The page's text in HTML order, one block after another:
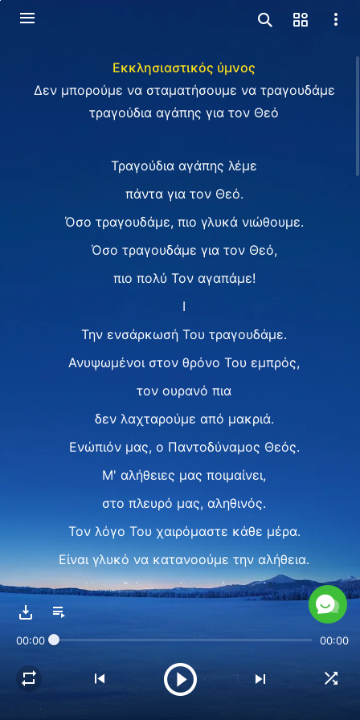
Εκκλησιαστικός ύμνος
Δεν μπορούμε να σταματήσουμε να τραγουδάμε
τραγούδια αγάπης για τον Θεό
Τραγούδια αγάπης λέμε
πάντα για τον Θεό.
Όσο τραγουδάμε, πιο γλυκά νιώθουμε.
Όσο τραγουδάμε για τον Θεό,
πιο πολύ Τον αγαπάμε!
I
Την ενσάρκωσή Του τραγουδάμε.
Ανυψωμένοι στον θρόνο Του εμπρός,
τον ουρανό πια
δεν λαχταρούμε από μακριά.
Ενώπιόν μας, ο Παντοδύναμος Θεός.
Μ' αλήθειες μας ποιμαίνει,
στο πλευρό μας, αληθινός.
Τον λόγο Του χαιρόμαστε κάθε μέρα.
Είναι γλυκό να κατανοούμε την αλήθεια.
Η καρδιά μας είν’ γεμάτη αγάπη
τη γλυκιά Του έκφραση καθώς βλέπουμε.
Με τραγούδια Τον υμνούμε,
απερίγραπτο είν’ το κάλλος Του.
00:00 00:00